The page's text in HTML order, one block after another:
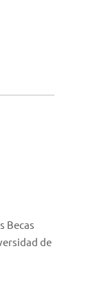
Becas
de